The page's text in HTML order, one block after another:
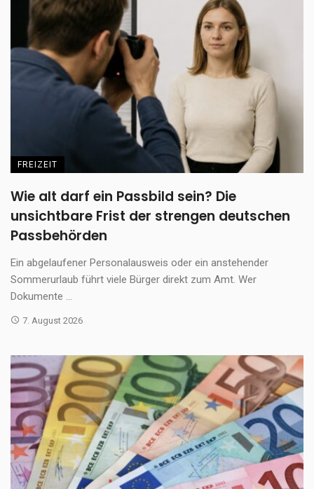
FREIZEIT
Wie alt darf ein Passbild sein? Die
unsichtbare Frist der strengen deutschen
Passbehörden
Ein abgelaufener Personalausweis oder ein anstehender
Sommerurlaub führt viele Bürger direkt zum Amt. Wer
Dokumente ...
7. August 2026